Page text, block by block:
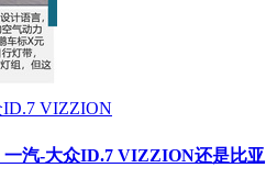
VIZZION
一汽-大众ID.7 VIZZION还是比亚